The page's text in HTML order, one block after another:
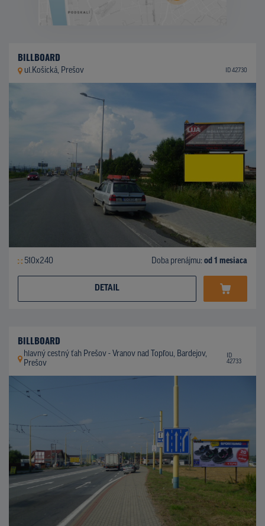
BILLBOARD
ul.Košická, Prešov ID 42730
510x240 Doba prenájmu: od 1 mesiaca
DETAIL
BILLBOARD
hlavný cestný ťah Prešov - Vranov nad Topľou, Bardejov,
Prešov
ID
42733